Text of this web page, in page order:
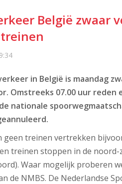
België zwaar
9:34
in België is maandag
Omstreeks 07.00 uur
nationale
geen treinen vertrekken
treinen stoppen in de
Waar mogelijk proberen
de NMBS. De Nederlandse